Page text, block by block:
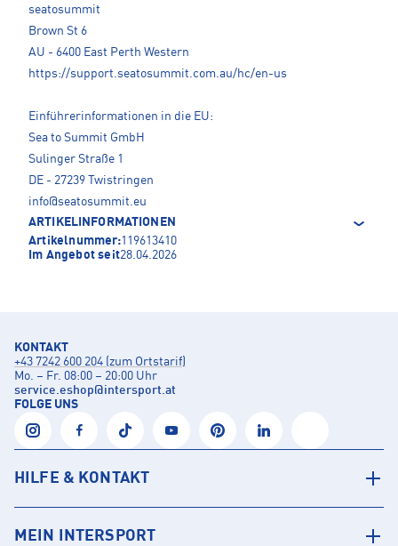
seatosummit
Brown St 6
AU - 6400 East Perth Western
https://support.seatosummit.com.au/hc/en-us
Einführerinformationen in die EU:
Sea to Summit GmbH
Sulinger Straße 1
DE - 27239 Twistringen
info@seatosummit.eu
ARTIKELINFORMATIONEN
Artikelnummer:119613410
Im Angebot seit28.04.2026
KONTAKT
+43 7242 600 204 (zum Ortstarif)
Mo. – Fr. 08:00 – 20:00 Uhr
service.eshop@intersport.at
FOLGE UNS
HILFE & KONTAKT
MEIN INTERSPORT